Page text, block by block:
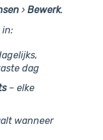
› Bewerk.
in:
dag
– elke
wanneer